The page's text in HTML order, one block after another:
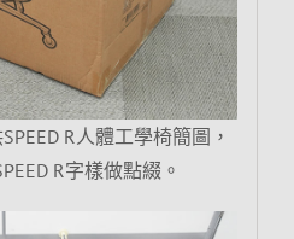
R人體工學椅簡圖，
R字樣做點綴。